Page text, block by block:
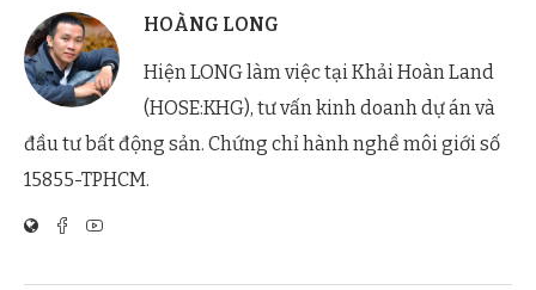
HOÀNG LONG
Hiện LONG làm việc tại Khải Hoàn Land
(HOSE:KHG), tư vấn kinh doanh dự án và
đầu tư bất động sản. Chứng chỉ hành nghề môi giới số
15855-TPHCM.